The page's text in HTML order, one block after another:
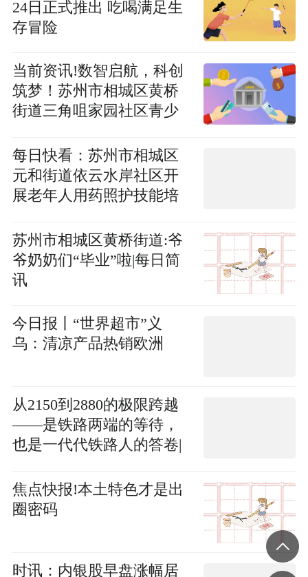
24日正式推出 吃喝满足生
存冒险
当前资讯!数智启航，科创
筑梦！苏州市相城区黄桥
街道三角咀家园社区青少
每日快看：苏州市相城区
元和街道依云水岸社区开
展老年人用药照护技能培
苏州市相城区黄桥街道:爷
爷奶奶们“毕业”啦|每日简
讯
今日报丨“世界超市”义
乌：清凉产品热销欧洲
从2150到2880的极限跨越
——是铁路两端的等待，
也是一代代铁路人的答卷|
焦点快报!本土特色才是出
圈密码
时讯：内银股早盘涨幅居